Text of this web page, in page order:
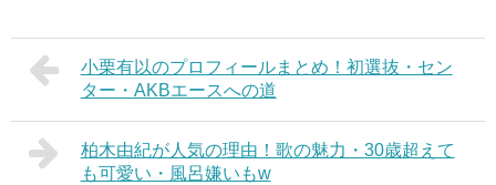
小栗有以のプロフィールまとめ！初選抜・セン
ター・AKBエースへの道
柏木由紀が人気の理由！歌の魅力・30歳超えて
も可愛い・風呂嫌いもw